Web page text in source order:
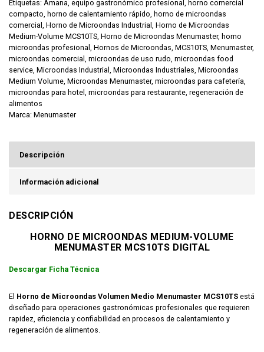
Etiquetas: Amana equipo gastronómico profesional
horno comercial
compacto horno de calentamiento rápido horno de microondas
comercial
Horno de Microondas Industrial
Horno de Microondas
Medium-Volume MCS10TS Horno de Microondas Menumaster, horno
microondas profesional
Hornos de Microondas MCS10TS Menumaster,
microondas comercial
microondas de uso rudo microondas food
service Microondas Industrial Microondas Industriales Microondas
Medium Volume Microondas Menumaster, microondas para cafetería
microondas para hotel microondas para restaurante regeneración de
alimentos
Marca: Menumaster
Descripción
Información adicional
DESCRIPCIÓN
HORNO DE MICROONDAS MEDIUM-VOLUME
MENUMASTER MCS10TS DIGITAL
Descargar Ficha Técnica
El Horno de Microondas Volumen Medio Menumaster MCS10TS está
diseñado para operaciones gastronómicas profesionales que requieren
rapidez, eficiencia y confiabilidad en procesos de calentamiento y
regeneración de alimentos.